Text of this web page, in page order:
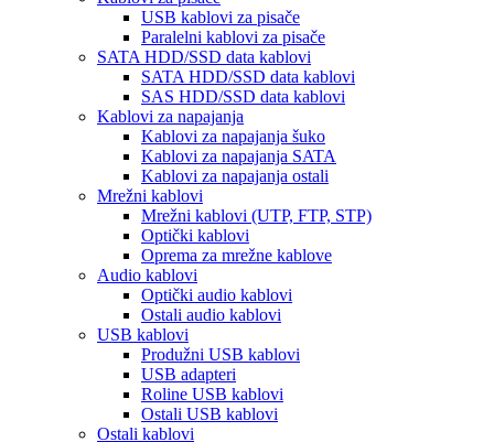
USB kablovi za pisače
Paralelni kablovi za pisače
SATA HDD/SSD data kablovi
SATA HDD/SSD data kablovi
SAS HDD/SSD data kablovi
Kablovi za napajanja
Kablovi za napajanja šuko
Kablovi za napajanja SATA
Kablovi za napajanja ostali
Mrežni kablovi
Mrežni kablovi (UTP, FTP, STP)
Optički kablovi
Oprema za mrežne kablove
Audio kablovi
Optički audio kablovi
Ostali audio kablovi
USB kablovi
Produžni USB kablovi
USB adapteri
Roline USB kablovi
Ostali USB kablovi
Ostali kablovi